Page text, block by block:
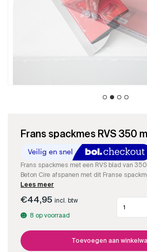
Frans spackmes RVS 350
Frans spackmes met een RVS blad van
Beton Cire afspanen met dit Franse
Lees meer
€44,95 incl. btw
8 op voorraad
spackmes
RVS
aantal
Toevoegen aan